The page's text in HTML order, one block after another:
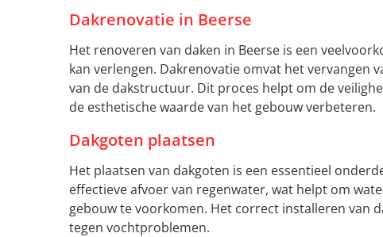
Dakrenovatie in Beerse
Het renoveren van daken in Beerse is een
kan verlengen. Dakrenovatie omvat het vervangen
van de dakstructuur. Dit proces helpt om de
de esthetische waarde van het gebouw verbeteren.
Dakgoten plaatsen
Het plaatsen van dakgoten is een essentieel
effectieve afvoer van regenwater, wat helpt om
gebouw te voorkomen. Het correct installeren van
tegen vochtproblemen.